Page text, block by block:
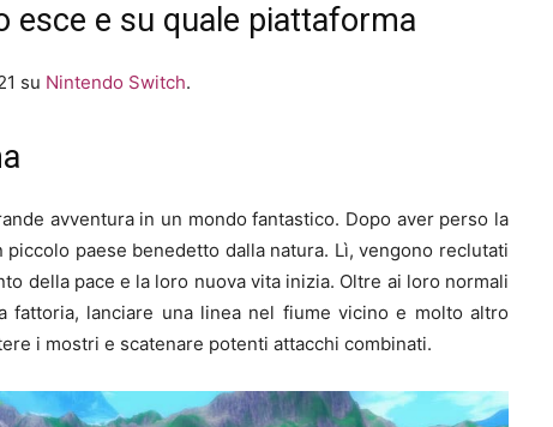
esce e su quale piattaforma
su Nintendo Switch.
avventura in un mondo fantastico. Dopo aver perso la
paese benedetto dalla natura. Lì, vengono reclutati
della pace e la loro nuova vita inizia. Oltre ai loro normali
fattoria, lanciare una linea nel fiume vicino e molto altro
i mostri e scatenare potenti attacchi combinati.